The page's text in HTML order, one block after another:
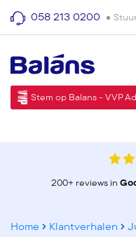
058 213 0200
Stem op Balans - VVP
200+ reviews in
Home Klantverhalen